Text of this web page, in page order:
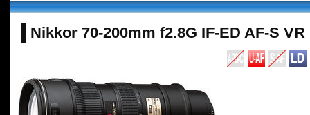
Nikkor 70-200mm f2.8G IF-ED AF-S VR